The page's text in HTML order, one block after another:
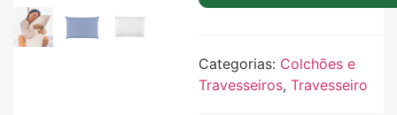
Categorias: Colchões e
Travesseiros, Travesseiro